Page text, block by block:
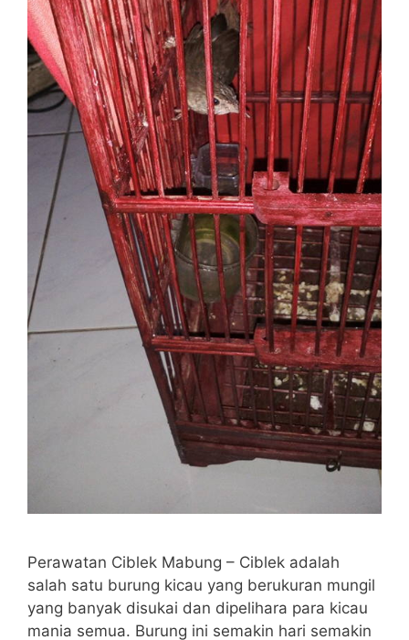
Perawatan Ciblek Mabung – Ciblek adalah
salah satu burung kicau yang berukuran mungil
yang banyak disukai dan dipelihara para kicau
mania semua. Burung ini semakin hari semakin